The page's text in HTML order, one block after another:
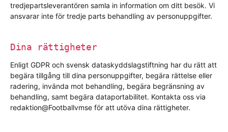
tredjepartsleverantören samla in information om ditt besök. Vi
ansvarar inte för tredje parts behandling av personuppgifter.
Dina rättigheter
Enligt GDPR och svensk dataskyddslagstiftning har du rätt att
begära tillgång till dina personuppgifter, begära rättelse eller
radering, invända mot behandling, begära begränsning av
behandling, samt begära dataportabilitet. Kontakta oss via
redaktion@Footballvmse för att utöva dina rättigheter.